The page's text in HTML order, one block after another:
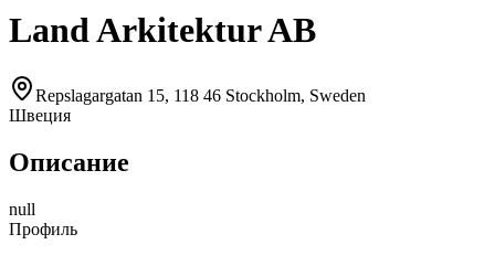
Land Arkitektur AB
Repslagargatan 15, 118 46 Stockholm, Sweden
Швеция
Описание
null
Профиль